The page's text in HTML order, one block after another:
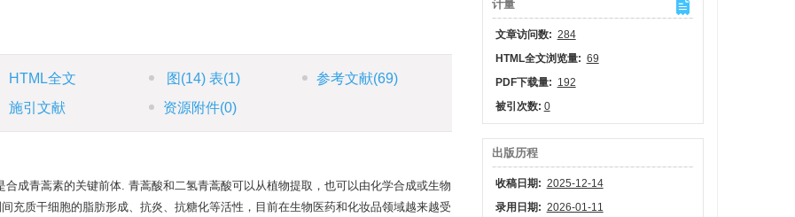
HTML全文 图 (14)表(1) 参考文献(69)
施引文献 资源附件(0)
成青蒿素的关键前体. 青蒿酸和二氢青蒿酸可以从植物提取，也可以由化学合成或生物
充质干细胞的脂肪形成、抗炎、抗糖化等活性，目前在生物医药和化妆品领域越来越受
计量
文章访问数: 284
HTML全文浏览量: 69
PDF下载量: 192
被引次数: 0
出版历程
收稿日期: 2025-12-14
录用日期: 2026-01-11